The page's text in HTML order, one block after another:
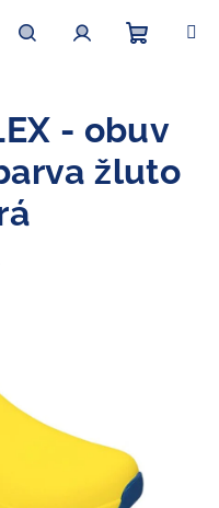
košík
- obuv
žluto